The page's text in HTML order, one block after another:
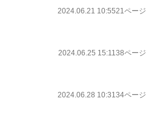
2024.06.21 10:5521ページ
2024.06.25 15:1138ページ
2024.06.28 10:3134ページ